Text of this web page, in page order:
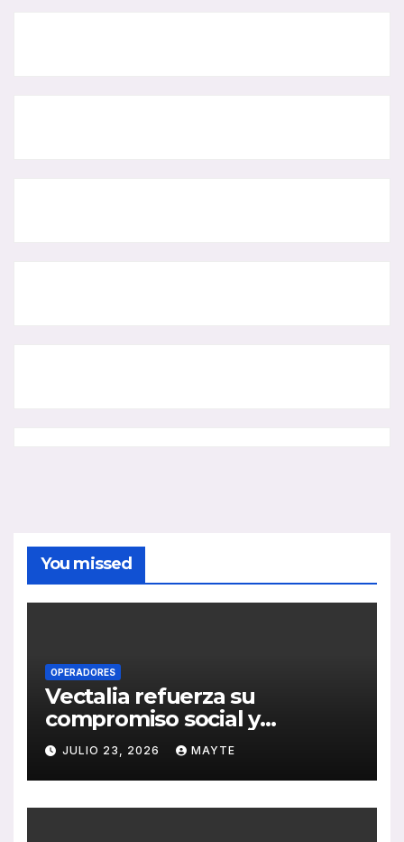
You missed
OPERADORES
Vectalia refuerza su
compromiso social y
medioambiental con la
publicación de su Memoria
de RSC 2025
JULIO 23, 2026 MAYTE